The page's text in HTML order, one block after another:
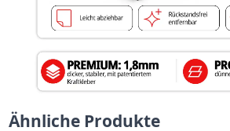
Ähnliche Produkte